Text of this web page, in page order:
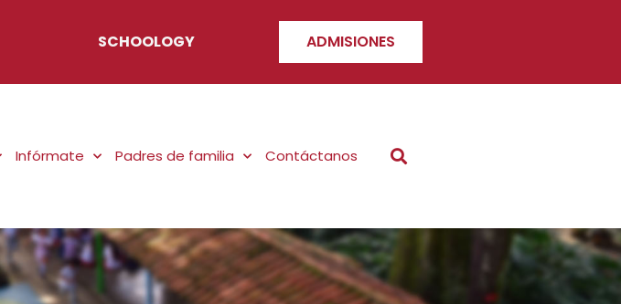
SCHOOLOGY ADMISIONES
Infórmate Padres de familia Contáctanos